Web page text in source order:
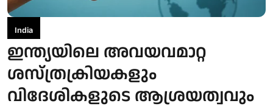
India
ഇന്ത്യയിലെ അവയവമാറ്റ
ശസ്ത്രക്രിയകളും
വിദേശികളുടെ ആശ്രയത്വവും